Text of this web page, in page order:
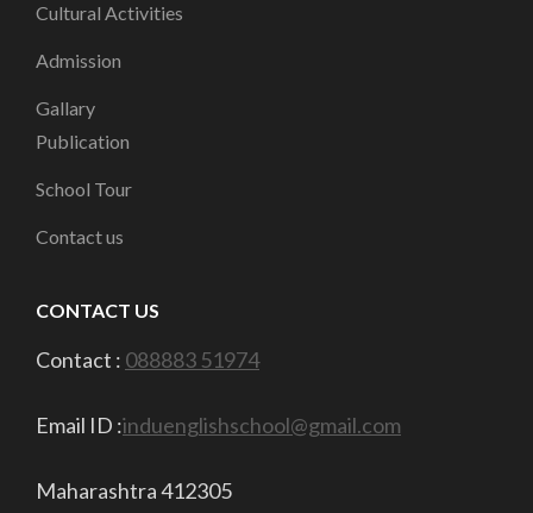
Cultural Activities
Admission
Gallary
Publication
School Tour
Contact us
CONTACT US
Contact : 088883 51974
Email ID :induenglishschool@gmail.com
Maharashtra 412305